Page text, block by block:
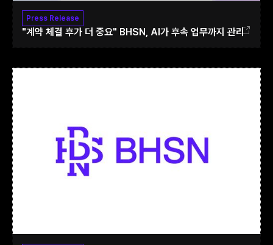
Press Release
"계약 체결 후가 더 중요" BHSN, AI가 후속 업무까지 관리